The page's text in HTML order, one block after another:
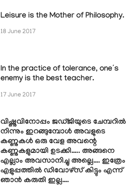
Leisure is the Mother of Philosophy.
18 June 2017
In the practice of tolerance, one’s
enemy is the best teacher.
17 June 2017
വിഷ്ണുവിനോപ്പം ജഡ്ജിയുടെ ചേമ്പറിൽ
നിന്നും ഇറങ്ങുമ്പോൾ അവളുടെ
കണ്ണുകൾ ഒരു വേള അവന്റെ
കണ്ണുകളുമായി ഉടക്കി….. അങ്ങനെ
എല്ലാം അവസാനിച്ചു അല്ലെ…. ഇത്രേം
എളുപ്പത്തിൽ ഡിവോഴ്സ് കിട്ടും എന്ന്
ഞാൻ കരുതി ഇല്ല….